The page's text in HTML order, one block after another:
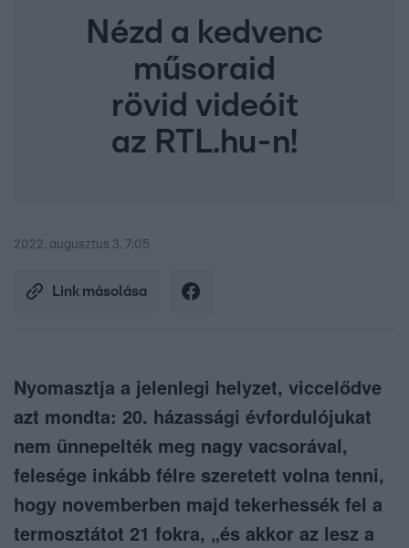
Nézd a kedvenc
műsoraid
rövid videóit
az RTL.hu-n!
2022. augusztus 3. 7:05
Link másolása
Nyomasztja a jelenlegi helyzet, viccelődve
azt mondta: 20. házassági évfordulójukat
nem ünnepelték meg nagy vacsorával,
felesége inkább félre szeretett volna tenni,
hogy novemberben majd tekerhessék fel a
termosztátot 21 fokra, „és akkor az lesz a